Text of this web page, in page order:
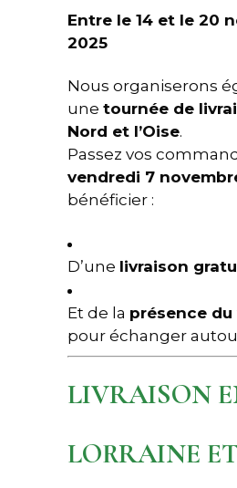
Entre le 14 et le 20
2025
Nous organiserons
une tournée de
Nord et l’Oise.
Passez vos
vendredi 7
bénéficier :
D’une livraison
Et de la présence
pour échanger
LIVRAISON
LORRAINE